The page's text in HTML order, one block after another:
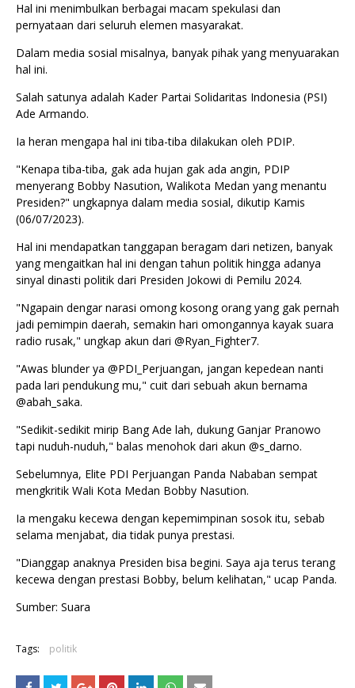
Hal ini menimbulkan berbagai macam spekulasi dan
pernyataan dari seluruh elemen masyarakat.
Dalam media sosial misalnya, banyak pihak yang menyuarakan
hal ini.
Salah satunya adalah Kader Partai Solidaritas Indonesia (PSI)
Ade Armando.
Ia heran mengapa hal ini tiba-tiba dilakukan oleh PDIP.
"Kenapa tiba-tiba, gak ada hujan gak ada angin, PDIP
menyerang Bobby Nasution, Walikota Medan yang menantu
Presiden?" ungkapnya dalam media sosial, dikutip Kamis
(06/07/2023).
Hal ini mendapatkan tanggapan beragam dari netizen, banyak
yang mengaitkan hal ini dengan tahun politik hingga adanya
sinyal dinasti politik dari Presiden Jokowi di Pemilu 2024.
"Ngapain dengar narasi omong kosong orang yang gak pernah
jadi pemimpin daerah, semakin hari omongannya kayak suara
radio rusak," ungkap akun dari @Ryan_Fighter7.
"Awas blunder ya @PDI_Perjuangan, jangan kepedean nanti
pada lari pendukung mu," cuit dari sebuah akun bernama
@abah_saka.
"Sedikit-sedikit mirip Bang Ade lah, dukung Ganjar Pranowo
tapi nuduh-nuduh," balas menohok dari akun @s_darno.
Sebelumnya, Elite PDI Perjuangan Panda Nababan sempat
mengkritik Wali Kota Medan Bobby Nasution.
Ia mengaku kecewa dengan kepemimpinan sosok itu, sebab
selama menjabat, dia tidak punya prestasi.
"Dianggap anaknya Presiden bisa begini. Saya aja terus terang
kecewa dengan prestasi Bobby, belum kelihatan," ucap Panda.
Sumber: Suara
Tags: politik